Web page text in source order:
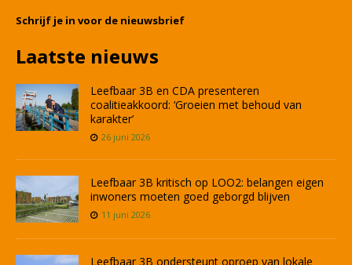
Schrijf je in voor de nieuwsbrief
Laatste nieuws
Leefbaar 3B en CDA presenteren
coalitieakkoord: ‘Groeien met behoud van
karakter’
26 juni 2026
Leefbaar 3B kritisch op LOO2: belangen eigen
inwoners moeten goed geborgd blijven
11 juni 2026
Leefbaar 3B ondersteunt oproep van lokale